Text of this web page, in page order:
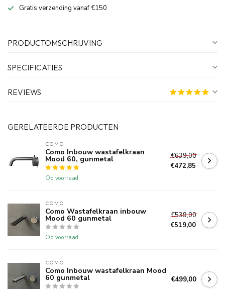
Gratis verzending vanaf €150
PRODUCTOMSCHRIJVING
SPECIFICATIES
REVIEWS
GERELATEERDE PRODUCTEN
COMO
Como Inbouw wastafelkraan
Mood 60, gunmetal
Op voorraad
€639,00
€472,85
COMO
Como Wastafelkraan inbouw
Mood 60 gunmetal
Op voorraad
€539,00
€519,00
COMO
Como Inbouw wastafelkraan Mood
60 gunmetal €499,00